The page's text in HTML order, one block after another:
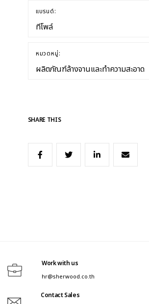
แบรนด์:
ทีโพล์
หมวดหมู่:
ผลิตภัณฑ์ล้างจานและทำความสะอาด
SHARE THIS
Work with us
hr@sherwood.co.th
Contact Sales